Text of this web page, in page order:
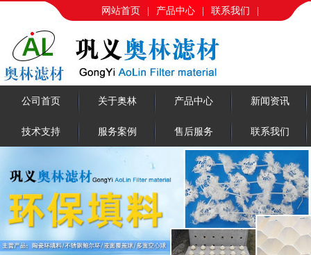
网站首页 | 产品中心 | 联系我们 |
公司首页 关于奥林 产品中心 新闻资讯
技术支持 服务案例 售后服务 联系我们